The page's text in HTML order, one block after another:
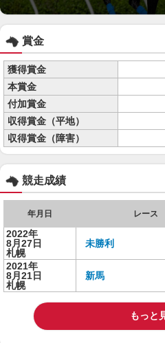
賞金
獲得賞金
本賞金
付加賞金
収得賞金（平地）
収得賞金（障害）
競走成績
年月日 レース
2022年
8月27日
札幌
未勝利
2021年
8月21日
札幌
新馬
もっと